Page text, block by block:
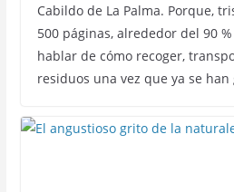
Cabildo de La Palma. Porque,
500 páginas, alrededor del 90
hablar de cómo recoger,
residuos una vez que ya se